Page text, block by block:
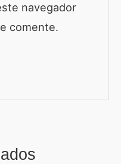
navegador
comente.